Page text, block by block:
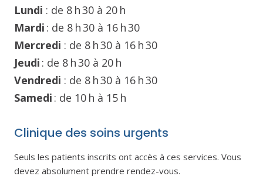
Lundi : de 8 h 30 à 20 h
Mardi : de 8 h 30 à 16 h 30
Mercredi : de 8 h 30 à 16 h 30
Jeudi : de 8 h 30 à 20 h
Vendredi : de 8 h 30 à 16 h 30
Samedi : de 10 h à 15 h
Clinique des soins urgents
Seuls les patients inscrits ont accès à ces services. Vous
devez absolument prendre rendez-vous.